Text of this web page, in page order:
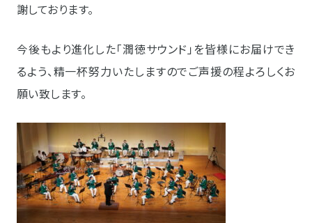
謝しております。
今後もより進化した「潤徳サウンド」を皆様にお届けでき
るよう、精一杯努力いたしますのでご声援の程よろしくお
願い致します。